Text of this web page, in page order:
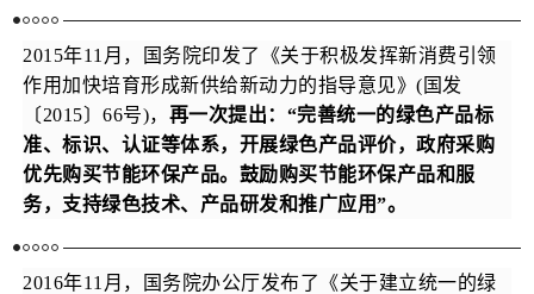
2015年11月，国务院印发了《关于积极发挥新消费引领
作用加快培育形成新供给新动力的指导意见》(国发
〔2015〕66号)， 再一次提出：“完善统一的绿色产品标
准、标识、认证等体系，开展绿色产品评价，政府采购
优先购买节能环保产品。鼓励购买节能环保产品和服
务，支持绿色技术、产品研发和推广应用”。
2016年11月，国务院办公厅发布了《关于建立统一的绿